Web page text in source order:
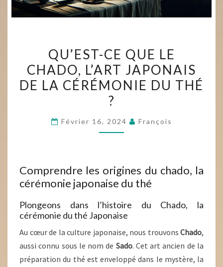
CE
QUE
LE
CHADO,
JAPONAIS
CÉRÉMONIE
DU
?
QU’EST-CE QUE LE
CHADO, L’ART JAPONAIS
DE LA CÉRÉMONIE DU THÉ
?
Février 16, 2024 François
Comprendre les origines du chado, la
cérémonie japonaise du thé
Plongeons dans l’histoire du Chado, la
cérémonie du thé Japonaise
Au cœur de la culture japonaise, nous trouvons Chado,
aussi connu sous le nom de Sado. Cet art ancien de la
préparation du thé est enveloppé dans le mystère, la